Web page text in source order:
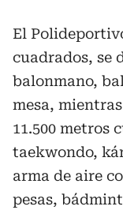
El
cuadrados, se
balonmano,
mesa,
11.500 metros
taekwondo,
arma de aire
pesas,